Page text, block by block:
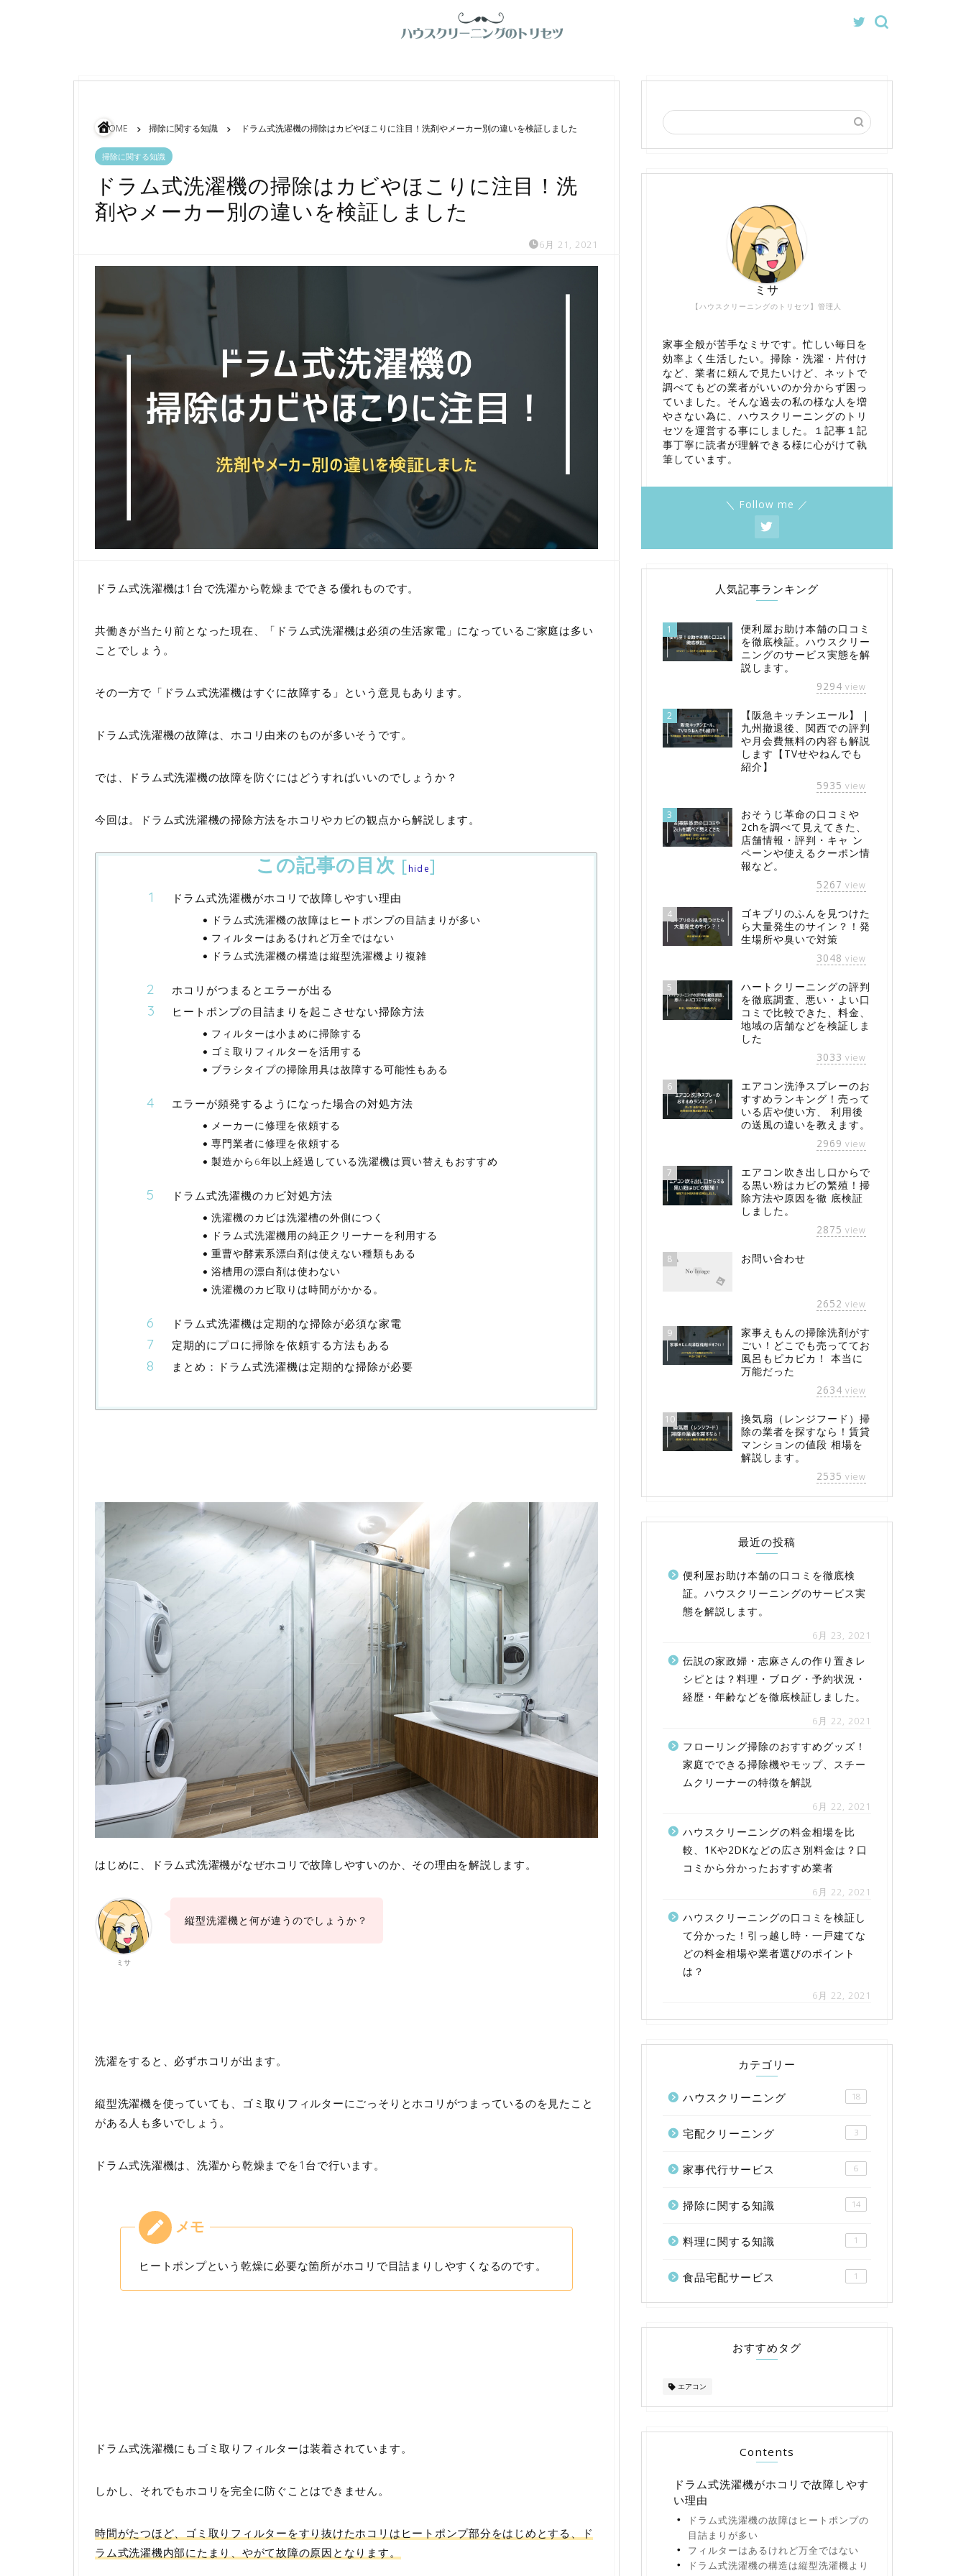
HOME 掃除に関する知識 ドラム式洗濯機の掃除はカビやほこりに注目！洗剤やメーカー別の違いを検証しました
掃除に関する知識
ドラム式洗濯機の掃除はカビやほこりに注目！洗
剤やメーカー別の違いを検証しました
6月 21, 2021
ドラム式洗濯機は1台で洗濯から乾燥までできる優れものです。
共働きが当たり前となった現在、「ドラム式洗濯機は必須の生活家電」になっているご家庭は多い
ことでしょう。
その一方で「ドラム式洗濯機はすぐに故障する」という意見もあります。
ドラム式洗濯機の故障は、ホコリ由来のものが多いそうです。
では、ドラム式洗濯機の故障を防ぐにはどうすればいいのでしょうか？
今回は。ドラム式洗濯機の掃除方法をホコリやカビの観点から解説します。
この記事の目次 [hide]
ドラム式洗濯機がホコリで故障しやすい理由
ドラム式洗濯機の故障はヒートポンプの目詰まりが多い
フィルターはあるけれど万全ではない
ドラム式洗濯機の構造は縦型洗濯機より複雑
ホコリがつまるとエラーが出る
ヒートポンプの目詰まりを起こさせない掃除方法
フィルターは小まめに掃除する
ゴミ取りフィルターを活用する
ブラシタイプの掃除用具は故障する可能性もある
エラーが頻発するようになった場合の対処方法
メーカーに修理を依頼する
専門業者に修理を依頼する
製造から6年以上経過している洗濯機は買い替えもおすすめ
ドラム式洗濯機のカビ対処方法
洗濯機のカビは洗濯槽の外側につく
ドラム式洗濯機用の純正クリーナーを利用する
重曹や酵素系漂白剤は使えない種類もある
浴槽用の漂白剤は使わない
洗濯機のカビ取りは時間がかかる。
ドラム式洗濯機は定期的な掃除が必須な家電
定期的にプロに掃除を依頼する方法もある
まとめ：ドラム式洗濯機は定期的な掃除が必要
はじめに、ドラム式洗濯機がなぜホコリで故障しやすいのか、その理由を解説します。
ミサ
縦型洗濯機と何が違うのでしょうか？
洗濯をすると、必ずホコリが出ます。
縦型洗濯機を使っていても、ゴミ取りフィルターにごっそりとホコリがつまっているのを見たこと
がある人も多いでしょう。
ドラム式洗濯機は、洗濯から乾燥までを1台で行います。
ヒートポンプという乾燥に必要な箇所がホコリで目詰まりしやすくなるのです。
ドラム式洗濯機にもゴミ取りフィルターは装着されています。
しかし、それでもホコリを完全に防ぐことはできません。
時間がたつほど、ゴミ取りフィルターをすり抜けたホコリはヒートポンプ部分をはじめとする、ド
ラム式洗濯機内部にたまり、やがて故障の原因となります。
【ハウスクリーニングのトリセツ】管理人
ミサ
家事全般が苦手なミサです。忙しい毎日を
効率よく生活したい。掃除・洗濯・片付け
など、業者に頼んで見たいけど、ネットで
調べてもどの業者がいいのか分からず困っ
ていました。そんな過去の私の様な人を増
やさない為に、ハウスクリーニングのトリ
セツを運営する事にしました。１記事１記
事丁寧に読者が理解できる様に心がけて執
筆しています。
＼ Follow me ／
人気記事ランキング
1
便利屋お助け本舗の口コミ
を徹底検証。ハウスクリー
ニングのサービス実態を解
説します。
9294 view
2
【阪急キッチンエール】 |
九州撤退後、関西での評判
や月会費無料の内容も解説
します【TVせやねんでも
紹介】
5935 view
3
おそうじ革命の口コミや
2chを調べて見えてきた、
店舗情報・評判・キャ ン
ペーンや使えるクーポン情
報など。
5267 view
4
ゴキブリのふんを見つけた
ら大量発生のサイン？！発
生場所や臭いで対策
3048 view
5
ハートクリーニングの評判
を徹底調査、悪い・よい口
コミで比較できた、料金、
地域の店舗などを検証しま
した
3033 view
6
エアコン洗浄スプレーのお
すすめランキング！売って
いる店や使い方、 利用後
の送風の違いを教えます。
2969 view
7
エアコン吹き出し口からで
る黒い粉はカビの繁殖！掃
除方法や原因を徹 底検証
しました。
2875 view
8 お問い合わせ
2652 view
9
家事えもんの掃除洗剤がす
ごい！どこでも売っててお
風呂もピカピカ！ 本当に
万能だった
2634 view
10
換気扇（レンジフード）掃
除の業者を探すなら！賃貸
マンションの値段 相場を
解説します。
2535 view
最近の投稿
便利屋お助け本舗の口コミを徹底検
証。ハウスクリーニングのサービス実
態を解説します。
6月 23, 2021
伝説の家政婦・志麻さんの作り置きレ
シピとは？料理・ブログ・予約状況・
経歴・年齢などを徹底検証しました。
6月 22, 2021
フローリング掃除のおすすめグッズ！
家庭でできる掃除機やモップ、スチー
ムクリーナーの特徴を解説
6月 22, 2021
ハウスクリーニングの料金相場を比
較、1Kや2DKなどの広さ別料金は？口
コミから分かったおすすめ業者
6月 22, 2021
ハウスクリーニングの口コミを検証し
て分かった！引っ越し時・一戸建てな
どの料金相場や業者選びのポイント
は？
6月 22, 2021
カテゴリー
ハウスクリーニング 18
宅配クリーニング 3
家事代行サービス 6
掃除に関する知識 14
料理に関する知識 1
食品宅配サービス 1
おすすめタグ
エアコン
Contents
ドラム式洗濯機がホコリで故障しやす
い理由
ドラム式洗濯機の故障はヒートポンプの
目詰まりが多い
フィルターはあるけれど万全ではない
ドラム式洗濯機の構造は縦型洗濯機より